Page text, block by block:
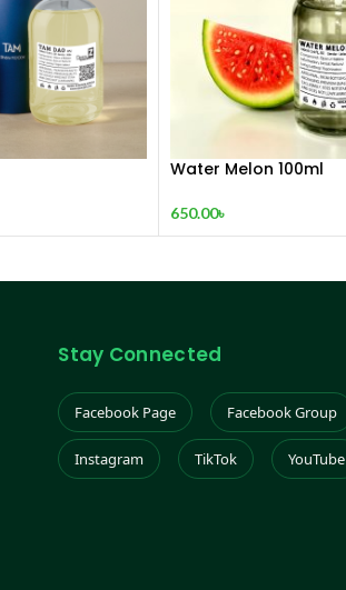
Water Melon 100ml
650.00৳
Stay Connected
Facebook Page Facebook Group
Instagram TikTok YouTube